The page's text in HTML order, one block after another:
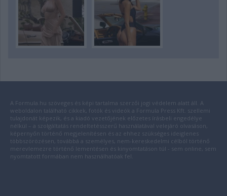
A Formula.hu szöveges és képi tartalma szerzői jogi védelem alatt áll. A
weboldalon található cikkek, fotók és videók a Formula Press Kft. szellemi
tulajdonát képezik, és a kiadó vezetőjének előzetes írásbeli engedélye
nélkül – a szolgáltatás rendeltetésszerű használatával velejáró olvasáson,
képernyőn történő megjelenítésen és az ehhez szükséges ideiglenes
többszörözésen, továbbá a személyes, nem-kereskedelmi célból történő
merevlemezre történő lementésen és kinyomtatáson túl - sem online, sem
nyomtatott formában nem használhatóak fel.